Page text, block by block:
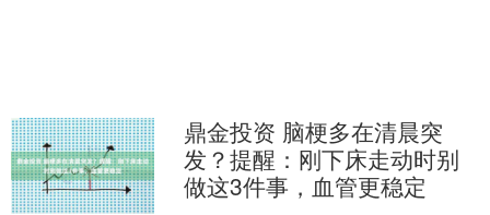
鼎金投资 脑梗多在清晨突
发？提醒：刚下床走动时别
做这3件事，血管更稳定